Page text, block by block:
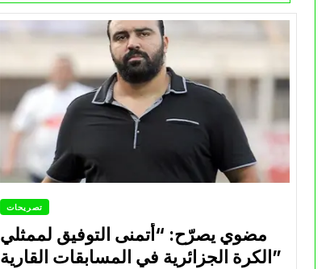
تصريحات
مضوي يصرّح: “أتمنى التوفيق لممثلي
الكرة الجزائرية في المسابقات القارية”